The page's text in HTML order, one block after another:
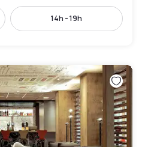
14h - 19h